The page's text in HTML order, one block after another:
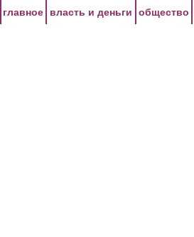
главное власть и деньги общество